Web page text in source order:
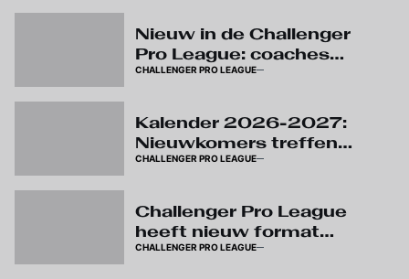
Nieuw in de Challenger
Pro League: coaches
krijgen video challenges
CHALLENGER PRO LEAGUE
Kalender 2026-2027:
Nieuwkomers treffen
elkaar meteen in
CHALLENGER PRO LEAGUE
Challenger Pro League
heeft nieuw format
zonder quota voor U23
CHALLENGER PRO LEAGUE